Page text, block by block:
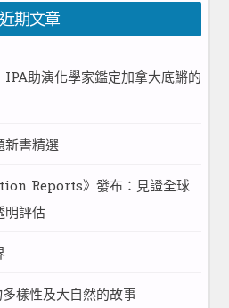
近期文章
助演化學家鑑定加拿大底鱂的
新書精選
Reports》發布：見證全球
明評估
樣性及大自然的故事